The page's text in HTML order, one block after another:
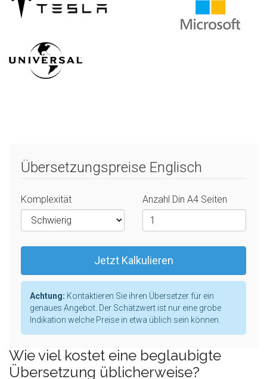
Übersetzungspreise Englisch
Komplexität Anzahl Din A4 Seiten
Jetzt Kalkulieren
Achtung: Kontaktieren Sie ihren Übersetzer für ein
genaues Angebot. Der Schätzwert ist nur eine grobe
Indikation welche Preise in etwa üblich sein können.
Wie viel kostet eine beglaubigte
Übersetzung üblicherweise?